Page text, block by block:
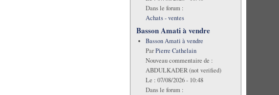
Dans le forum :
Achats - ventes
Basson Amati à vendre
Basson Amati à vendre
ParPierre Cathelain
Nouveau commentaire de :
ABDULKADER (not verified)
Le : 07/08/2026 - 10:48
Dans le forum :